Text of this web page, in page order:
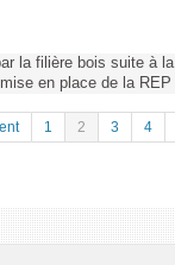
la filière bois suite à
en place de la REP
1 2 3 4